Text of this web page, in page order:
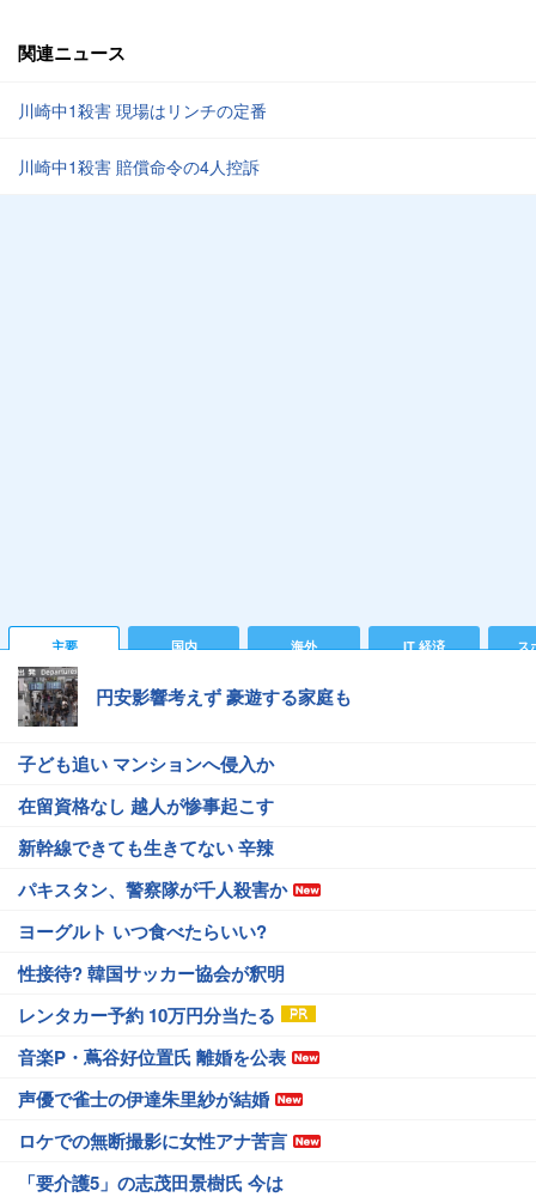
関連ニュース
川崎中1殺害 現場はリンチの定番
川崎中1殺害 賠償命令の4人控訴
主要 国内 海外 IT 経済 ス
円安影響考えず 豪遊する家庭も
子ども追い マンションへ侵入か
在留資格なし 越人が惨事起こす
新幹線できても生きてない 辛辣
パキスタン、警察隊が千人殺害か
ヨーグルト いつ食べたらいい?
性接待? 韓国サッカー協会が釈明
レンタカー予約 10万円分当たる
音楽P・蔦谷好位置氏 離婚を公表
声優で雀士の伊達朱里紗が結婚
ロケでの無断撮影に女性アナ苦言
「要介護5」の志茂田景樹氏 今は